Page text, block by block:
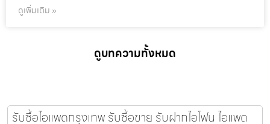
ดูเพิ่มเติม »
ดูบทความทั้งหมด
รับซื้อไอแพดกรุงเทพ รับซื้อขาย รับฝากไอโฟน ไอแพด